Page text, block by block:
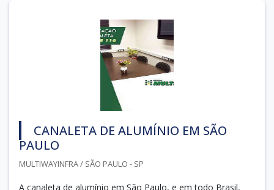
CANALETA DE ALUMÍNIO EM SÃO
PAULO
MULTIWAYINFRA / SÃO PAULO - SP
A canaleta de alumínio em São Paulo, e em todo Brasil,